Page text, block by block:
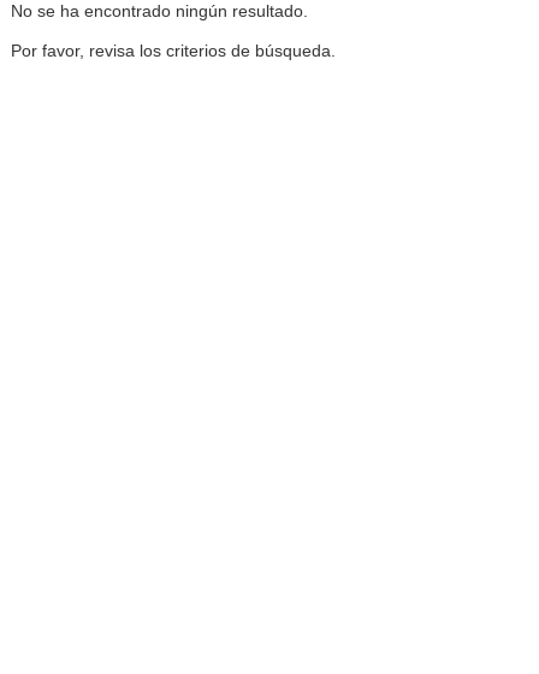
No se ha encontrado ningún resultado.
Por favor, revisa los criterios de búsqueda.